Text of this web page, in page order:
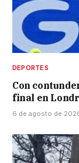
DEPORTES
Con
final en
6 de agosto de